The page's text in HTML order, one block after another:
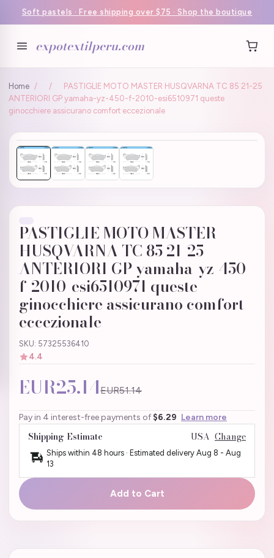
Soft pastels · Free shipping over $75 · Shop the boutique
expotextilperu.com
Home / /
PASTIGLIE MOTO MASTER HUSQVARNA TC 85 21-25
ANTERIORI GP yamaha-yz-450-f-2010-esi6510971 queste
ginocchiere assicurano comfort eccezionale
PASTIGLIE MOTO MASTER
HUSQVARNA TC 85 21-25
ANTERIORI GP yamaha-yz-450-
f-2010-esi6510971 queste
ginocchiere assicurano comfort
eccezionale
SKU: 57325536410
4.4
EUR25.14EUR51.14
Pay in 4 interest-free payments of $6.29 Learn more
Shipping Estimate USA Change
Ships within 48 hours · Estimated delivery Aug 8 - Aug
13
Add to Cart